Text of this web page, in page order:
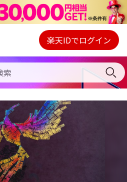
Webプレイヤー
ご契約内容の確認・変更
楽天IDでログイン